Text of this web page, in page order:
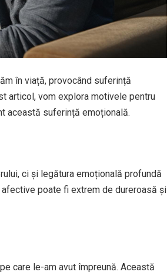
în viață, provocând suferință
articol, vom explora motivele pentru
această suferință emoțională.
ci și legătura emoțională profundă
poate fi extrem de dureroasă și
care le-am avut împreună. Această